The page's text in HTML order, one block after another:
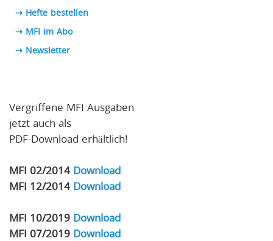
⇢ Hefte bestellen
⇢ MFI im Abo
⇢ Newsletter
Vergriffene MFI Ausgaben
jetzt auch als
PDF-Download erhältlich!
MFI 02/2014 Download
MFI 12/2014 Download
MFI 10/2019 Download
MFI 07/2019 Download